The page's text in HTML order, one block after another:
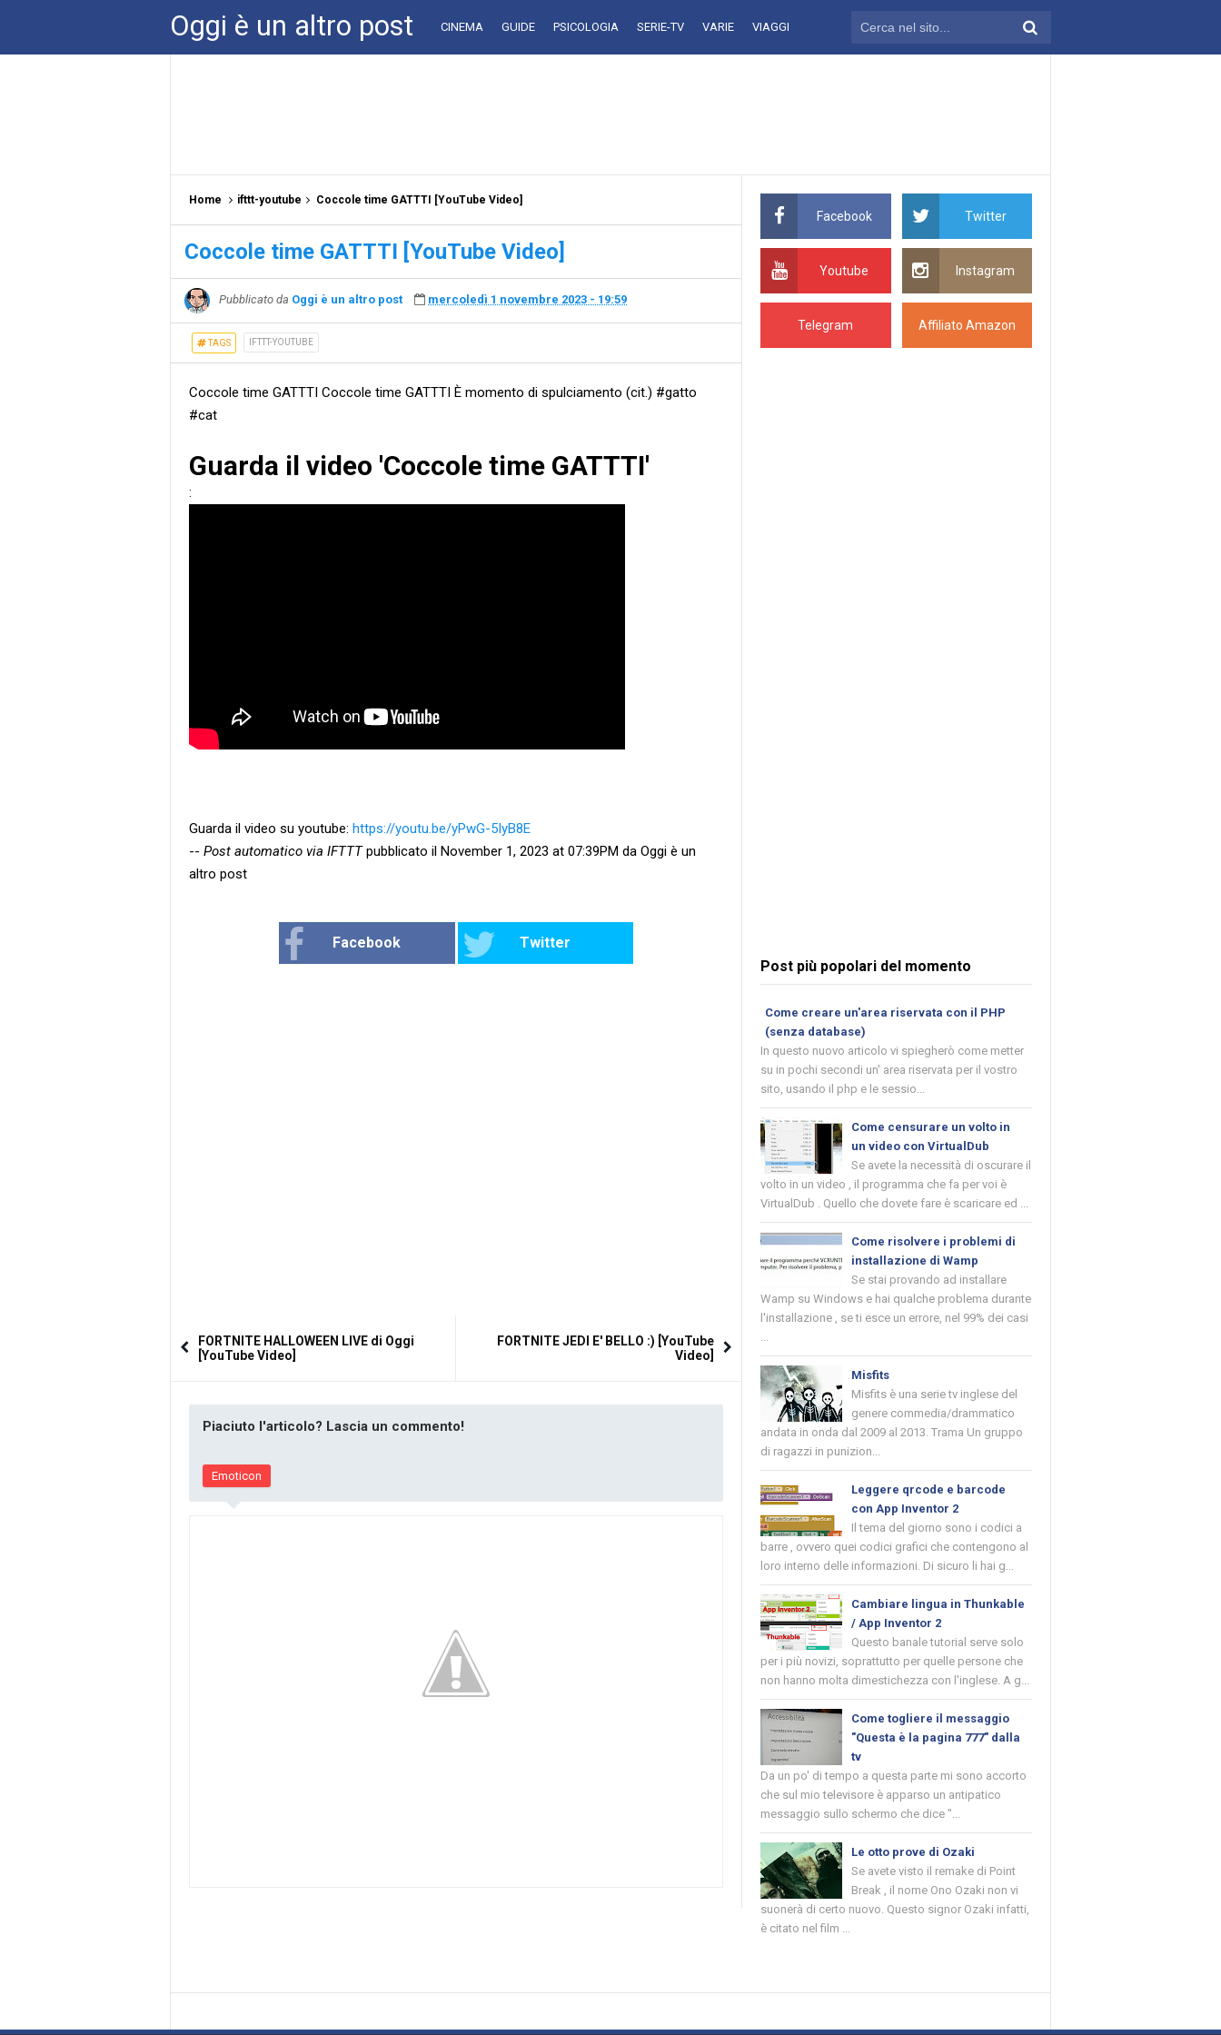
Oggi è un altro post CINEMA GUIDE PSICOLOGIA SERIE-TV VARIE VIAGGI
Home ifttt-youtube Coccole time GATTTI [YouTube Video]
Coccole time GATTTI [YouTube Video]
Pubblicato da Oggi è un altro post mercoledì 1 novembre 2023 - 19:59
TAGS IFTTT-YOUTUBE
Coccole time GATTTI Coccole time GATTTI È momento di spulciamento (cit.) #gatto
#cat
Guarda il video 'Coccole time GATTTI'
:
Guarda il video su youtube: https://youtu.be/yPwG-5IyB8E
-- Post automatico via IFTTTpubblicato il November 1, 2023 at 07:39PM da Oggi è un
altro post
Facebook Twitter
FORTNITE HALLOWEEN LIVE di Oggi
[YouTube Video]
FORTNITE JEDI E' BELLO :) [YouTube
Video]
Piaciuto l'articolo? Lascia un commento!
Emoticon
Facebook Twitter
Youtube Instagram
Telegram Affiliato Amazon
Post più popolari del momento
Come creare un'area riservata con il PHP
(senza database)
In questo nuovo articolo vi spiegherò come metter
su in pochi secondi un' area riservata per il vostro
sito, usando il php e le sessio...
Come censurare un volto in
un video con VirtualDub
Se avete la necessità di oscurare il
volto in un video , il programma che fa per voi è
VirtualDub . Quello che dovete fare è scaricare ed ...
Come risolvere i problemi di
installazione di Wamp
Se stai provando ad installare
Wamp su Windows e hai qualche problema durante
l'installazione , se ti esce un errore, nel 99% dei casi
...
Misfits
Misfits è una serie tv inglese del
genere commedia/drammatico
andata in onda dal 2009 al 2013. Trama Un gruppo
di ragazzi in punizion...
Leggere qrcode e barcode
con App Inventor 2
Il tema del giorno sono i codici a
barre , ovvero quei codici grafici che contengono al
loro interno delle informazioni. Di sicuro li hai g...
Cambiare lingua in Thunkable
/ App Inventor 2
Questo banale tutorial serve solo
per i più novizi, soprattutto per quelle persone che
non hanno molta dimestichezza con l'inglese. A g...
Come togliere il messaggio
"Questa è la pagina 777" dalla
tv
Da un po' di tempo a questa parte mi sono accorto
che sul mio televisore è apparso un antipatico
messaggio sullo schermo che dice "...
Le otto prove di Ozaki
Se avete visto il remake di Point
Break , il nome Ono Ozaki non vi
suonerà di certo nuovo. Questo signor Ozaki infatti,
è citato nel film ...